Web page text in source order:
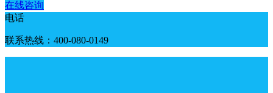
在线咨询
电话
联系热线：400-080-0149